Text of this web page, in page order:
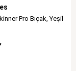
Pro Bıçak, Yeşil